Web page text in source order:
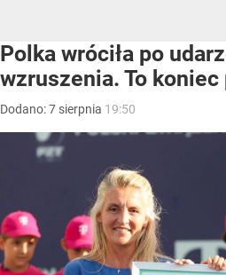
Polka wróciła po
wzruszenia. To
Dodano:7 sierpnia 19:50